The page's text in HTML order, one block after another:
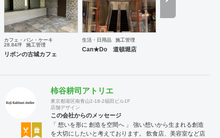
カフェ・パン・ケーキ
28.84坪
施工管理
リボンの古城カフェ
生活・日用品 施工管理
Can★Do 道頓堀店
柿谷耕司アトリエ
東京都港区南青山2-18-2福田ビル1F
店舗デザイン
この会社からのメッセージ
「 想いを形に 創造を空間へ 」 強い想いから生まれる創造
を大切にしたいと考えております。 飲食店、美容室など店